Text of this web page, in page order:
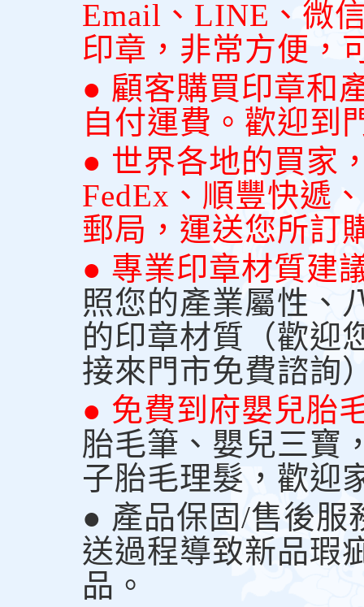
Email、LINE、微
印章，非常方便，
● 顧客購買印章和
自付運費。歡迎到
● 世界各地的買家
FedEx、順豐快遞
郵局，運送您所訂
● 專業印章材質建
照您的產業屬性、
的印章材質（歡迎
接來門市免費諮詢
● 免費到府嬰兒胎
胎毛筆、嬰兒三寶
子胎毛理髮，歡迎
● 產品保固/售後服
送過程導致新品瑕
品。